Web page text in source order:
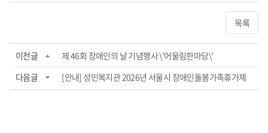
목록
이전글
제 46회 장애인의 날 기념행사 \'어울림한마당\'
다음글
[안내] 성민복지관 2026년 서울시 장애인돌봄가족휴가제